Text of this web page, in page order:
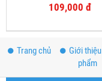
109,000 đ
Trang chủ Giới thiệu
phẩm